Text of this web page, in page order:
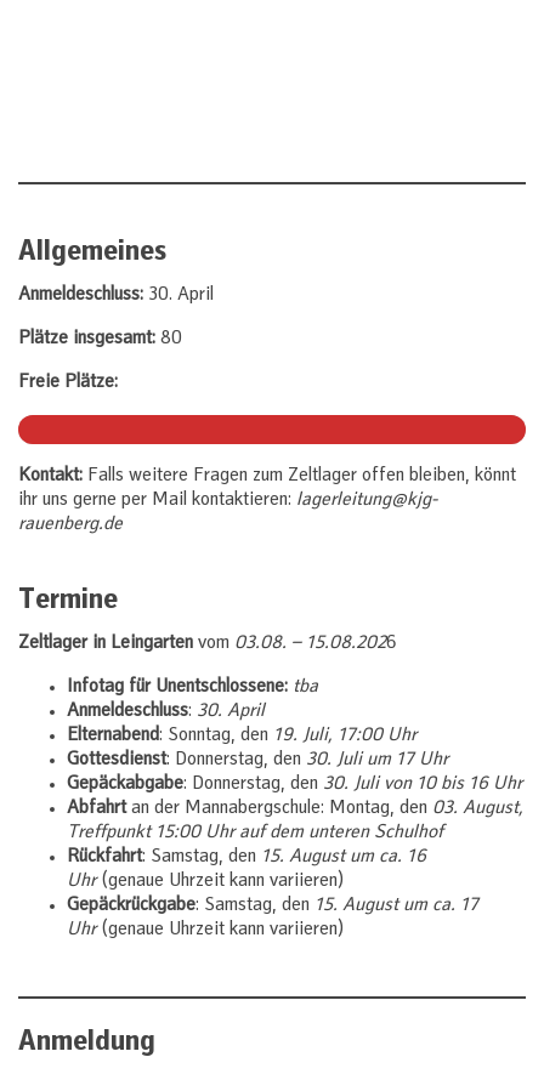
Allgemeines
Anmeldeschluss: 30. April
Plätze insgesamt: 80
Freie Plätze:
Kontakt: Falls weitere Fragen zum Zeltlager offen bleiben, könnt
ihr uns gerne per Mail kontaktieren: lagerleitung@kjg-
rauenberg.de
Termine
Zeltlager in Leingarten vom 03.08. – 15.08.2026
Infotag für Unentschlossene: tba
Anmeldeschluss: 30. April
Elternabend: Sonntag, den 19. Juli, 17:00 Uhr
Gottesdienst: Donnerstag, den 30. Juli um 17 Uhr
Gepäckabgabe: Donnerstag, den 30. Juli von 10 bis 16 Uhr
Abfahrtan der Mannabergschule: Montag, den 03. August,
Treffpunkt 15:00 Uhr auf dem unteren Schulhof
Rückfahrt: Samstag, den 15. August um ca. 16
Uhr(genaue Uhrzeit kann variieren)
Gepäckrückgabe: Samstag, den 15. August um ca. 17
Uhr(genaue Uhrzeit kann variieren)
Anmeldung